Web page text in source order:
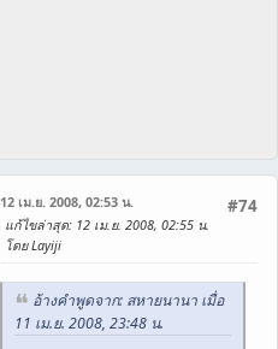
#74
12 เม.ย. 2008, 02:53 น.
แก้ไขล่าสุด: 12 เม.ย. 2008, 02:55 น.
โดย Layiji
อ้างคำพูดจาก: สหายนานา เมื่อ
11 เม.ย. 2008, 23:48 น.